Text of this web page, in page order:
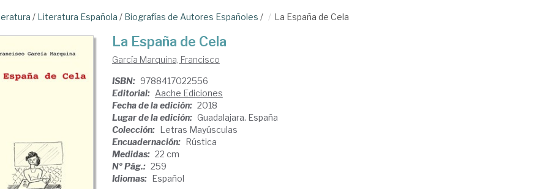
/ Literatura Española / Biografías de Autores Españoles / La España de Cela
La España de Cela
García Marquina, Francisco
ISBN: 9788417022556
Editorial: Aache Ediciones
Fecha de la edición: 2018
Lugar de la edición: Guadalajara. España
Colección: Letras Mayúsculas
Encuadernación: Rústica
Medidas: 22 cm
Nº Pág.: 259
Idiomas: Español